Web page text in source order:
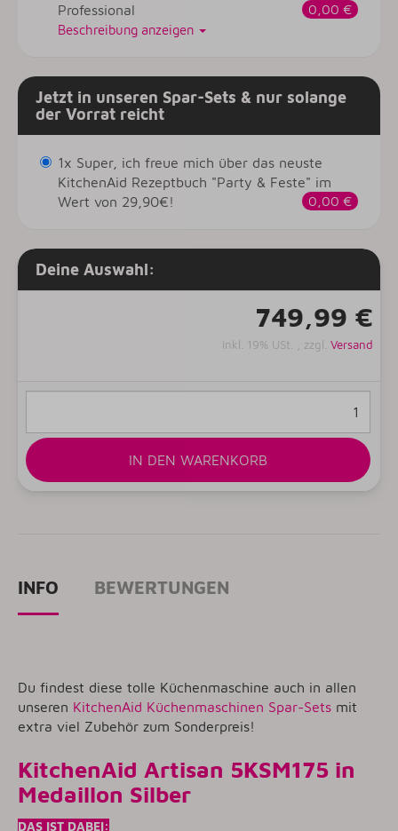
Professional
0,00 €
Beschreibung anzeigen
Jetzt in unseren Spar-Sets & nur solange
der Vorrat reicht
1x Super, ich freue mich über das neuste
KitchenAid Rezeptbuch "Party & Feste" im
Wert von 29,90€!
0,00 €
Deine Auswahl:
749,99 €
inkl. 19% USt. , zzgl. Versand
IN DEN WARENKORB
INFO BEWERTUNGEN
Du findest diese tolle Küchenmaschine auch in allen
unseren KitchenAid Küchenmaschinen Spar-Sets mit
extra viel Zubehör zum Sonderpreis!
KitchenAid Artisan 5KSM175 in
Medaillon Silber
DAS IST DABEI: